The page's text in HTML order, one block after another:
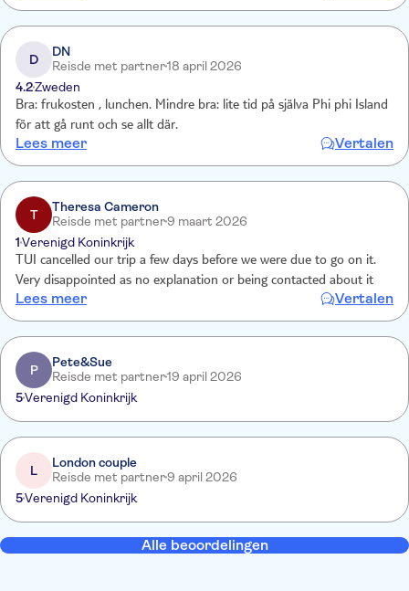
of the goggles all day. And allow snorkeling to be improved.
Bamboo Islands should be advertised online as mandatory life
jackets whilst snorkeling as this really took away from the freedom
and experience I wish id known prior to booking.
D
DN
Reisde met partner18 april 2026
4.2Zweden
Bra: frukosten , lunchen. Mindre bra: lite tid på själva Phi phi Island
för att gå runt och se allt där.
Lees meer Vertalen
T
Theresa Cameron
Reisde met partner9 maart 2026
1Verenigd Koninkrijk
TUI cancelled our trip a few days before we were due to go on it.
Very disappointed as no explanation or being contacted about it
Lees meer Vertalen
P
Pete&Sue
Reisde met partner19 april 2026
5Verenigd Koninkrijk
L
London couple
Reisde met partner9 april 2026
5Verenigd Koninkrijk
Alle beoordelingen